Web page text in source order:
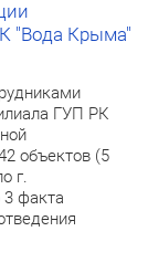
"Вода Крыма"
ГУП РК
объектов (5
г.
факта